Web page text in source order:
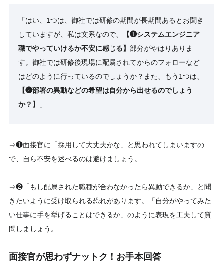
「はい、1つは、御社では研修の期間が長期間あるとお聞き
していますが、私は文系なので、
【❶システムエンジニア
職でやっていけるか不安に感じる】 部分がやはりありま
す。御社では研修後現場に配属されてからのフォローなど
はどのように行っているのでしょうか？また、もう1つは、
【❷部署の異動などの希望は自分から出せるのでしょう
か？】
」
⇒❶面接官に「採用して大丈夫かな」と思われてしまいますの
で、自ら不安を述べるのは避けましょう。
⇒❷「もし配属された職種が合わなかったら異動できるか」と聞
きたいように受け取られる恐れがあります。「自分がやってみた
い仕事に手を挙げることはできるか」のように表現を工夫して質
問しましょう。
面接官が思わずナットク！お手本回答